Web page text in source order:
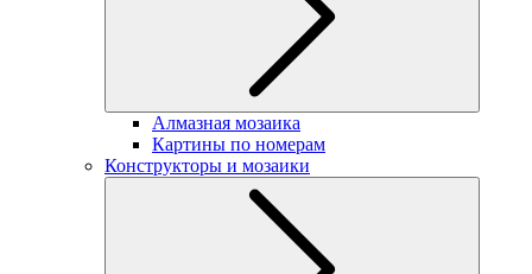
Алмазная мозаика
Картины по номерам
Конструкторы и мозаики